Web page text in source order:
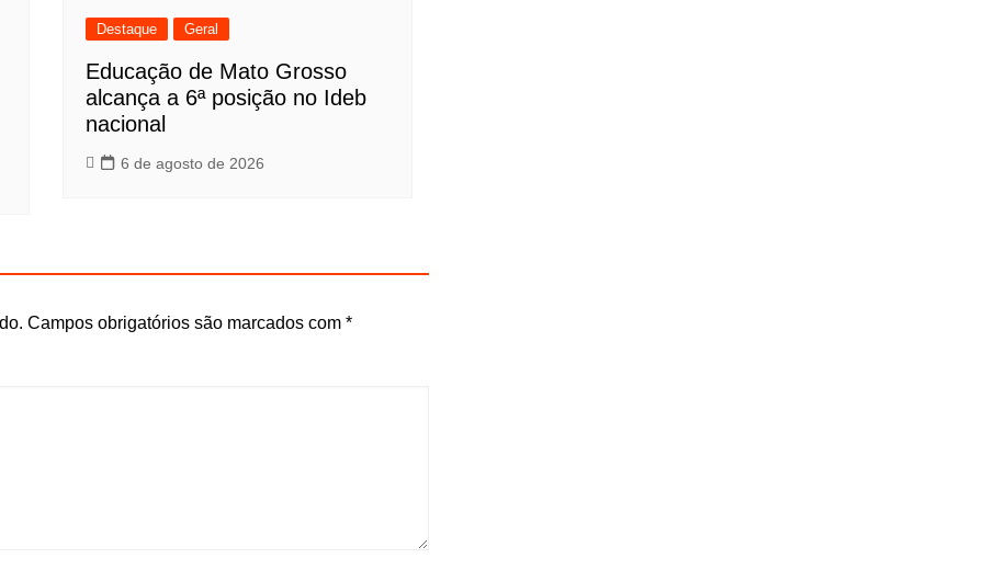
Destaque Geral
Educação de Mato Grosso
alcança a 6ª posição no Ideb
nacional
6 de agosto de 2026
Campos obrigatórios são marcados com *